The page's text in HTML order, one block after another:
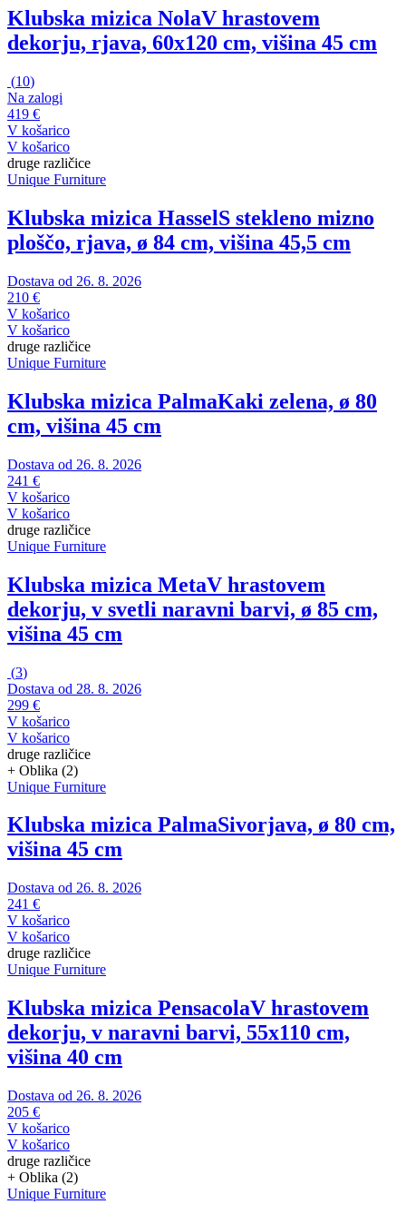
Klubska mizica NolaV hrastovem
dekorju, rjava, 60x120 cm, višina 45 cm
(10)
Na zalogi
419 €
V košarico
V košarico
druge različice
Unique Furniture
Klubska mizica HasselS stekleno mizno
ploščo, rjava, ø 84 cm, višina 45,5 cm
Dostava od 26. 8. 2026
210 €
V košarico
V košarico
druge različice
Unique Furniture
Klubska mizica PalmaKaki zelena, ø 80
cm, višina 45 cm
Dostava od 26. 8. 2026
241 €
V košarico
V košarico
druge različice
Unique Furniture
Klubska mizica MetaV hrastovem
dekorju, v svetli naravni barvi, ø 85 cm,
višina 45 cm
(3)
Dostava od 28. 8. 2026
299 €
V košarico
V košarico
druge različice
+ Oblika (2)
Unique Furniture
Klubska mizica PalmaSivorjava, ø 80 cm,
višina 45 cm
Dostava od 26. 8. 2026
241 €
V košarico
V košarico
druge različice
Unique Furniture
Klubska mizica PensacolaV hrastovem
dekorju, v naravni barvi, 55x110 cm,
višina 40 cm
Dostava od 26. 8. 2026
205 €
V košarico
V košarico
druge različice
+ Oblika (2)
Unique Furniture